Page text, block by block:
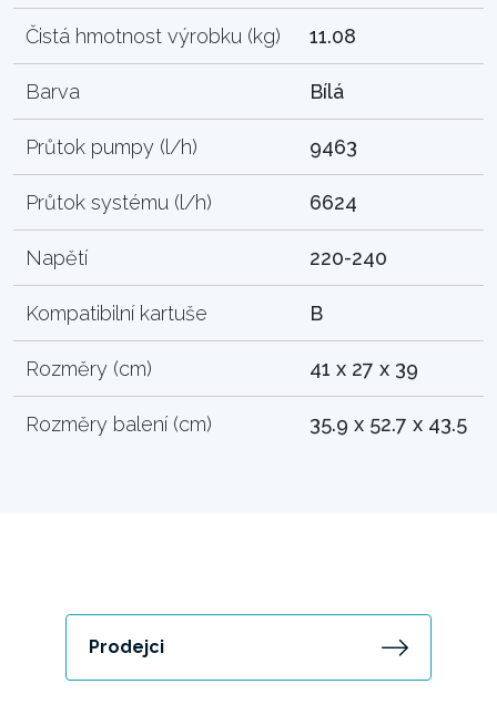
Čistá hmotnost výrobku (kg) 11.08
Barva Bílá
Průtok pumpy (l/h) 9463
Průtok systému (l/h) 6624
Napětí 220-240
Kompatibilní kartuše B
Rozměry (cm) 41 x 27 x 39
Rozměry balení (cm) 35.9 x 52.7 x 43.5
Prodejci